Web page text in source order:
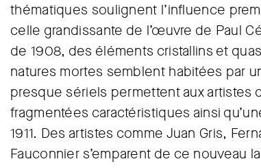
thématiques soulignent l’influence
celle grandissante de l’œuvre de Paul
de 1908, des éléments cristallins et
natures mortes semblent habitées par
presque sériels permettent aux
fragmentées caractéristiques ainsi
1911. Des artistes comme Juan Gris,
Fauconnier s’emparent de ce nouveau